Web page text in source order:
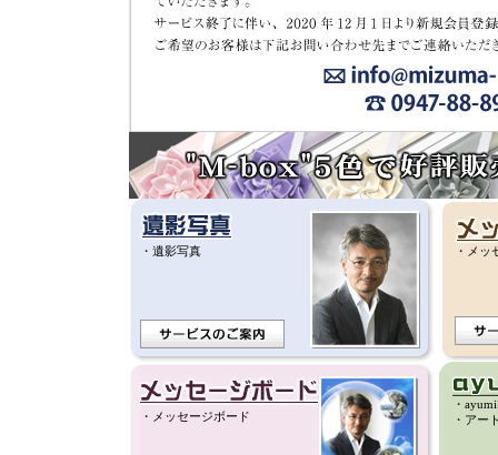
・遺影写真 ・メッ
・メッセージボード
・
・アー